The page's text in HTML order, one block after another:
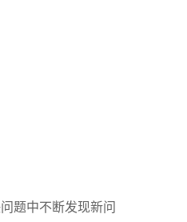
题中不断发现新问